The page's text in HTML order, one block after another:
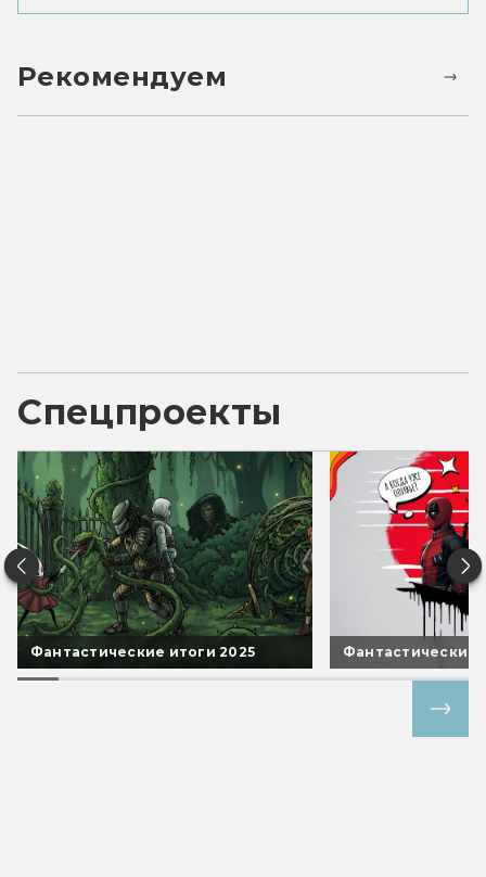
Рекомендуем
Спецпроекты
Фантастические итоги 2025 Фантастические